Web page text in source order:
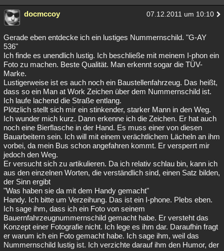
docmccoy 07.12.2011 um 10:10
Gerade eben entdecke ich ein lustiges Nummernschild. "G-AY
536"
Ich finde es unendlich lustig. Ich beschließe mit meinem I-phon ein
Foto zu machen. Beste Qualität. Man erkennt sogar die TÜV-
Marke.
Lustigerweise ist es auch noch ein Baustellenfahrzeug. Das heißt,
dass so ein Man at Work Zeichen über dem Nummernschild ist.
Ich laufe lachend die Straße entlang.
Plötzlich stellt sich mir ein stinkender, starker Mann in den Weg.
Ich wunder mich kurz. Dann erkenne ich die Zeichen. Er hat auch
noch eine Bierflasche in der Hand. Es muss einer von diesen
Bauarbeitern sein. Ich will mit einem verächtlichem Lächeln an ihm
vorbei, da mein Bus schon angefahren kommt. Er versperrt mir
jedoch den Weg.
Er versucht sich zu artikulieren. Da ich relativ schlau bin, kann ich
aus den einzelnen Worten, die verständlich sind, einen Satz bilden,
der Sinn ergibt
"Was haben sie da mit dem Handy gemacht"
Handy. Ich bitte um Verzeihung. Das ist ein I-phone. Plebs eben.
Ich sage ihm, dass ich ein Foto von seinem
Bauernfahrzeugnummernschild gemacht habe. Er versteht das
Konzept einer Fotografie nicht. Ich lege es ihm dar. Daraufhin fragt
er warum ich ein Foto gemacht habe. Ich sage ihm, weil das
Nummernschild lustig ist. Ich verzichte darauf ihm den Humor, der